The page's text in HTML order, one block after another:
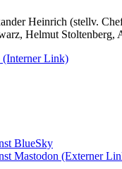
Heinrich (stellv.
Helmut Stoltenberg,
(Interner Link)
BlueSky
Mastodon (Externer